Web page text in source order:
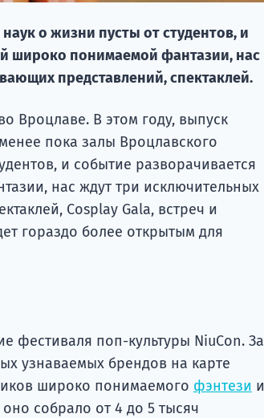
о жизни пусты от студентов, и
широко понимаемой фантазии, нас
представлений, спектаклей.
Вроцлаве. В этом году, выпуск
пока залы Вроцлавского
и событие разворачивается
нас ждут три исключительных
Cosplay Gala, встреч и
гораздо более открытым для
фестиваля поп-культуры NiuCon. За
узнаваемых брендов на карте
широко понимаемого фэнтези и
собрало от 4 до 5 тысяч